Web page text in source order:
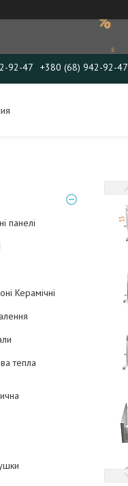
92-47 +380 (68) 942-92-47
панелі
Керамічні
тепла